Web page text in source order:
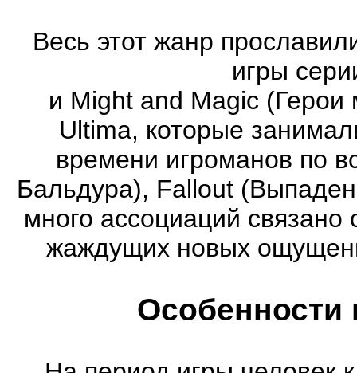
Весь этот жанр
игры
и Might and Magic
Ultima, которые
времени игроманов по
Бальдура), Fallout
много ассоциаций
жаждущих новых
Особенности